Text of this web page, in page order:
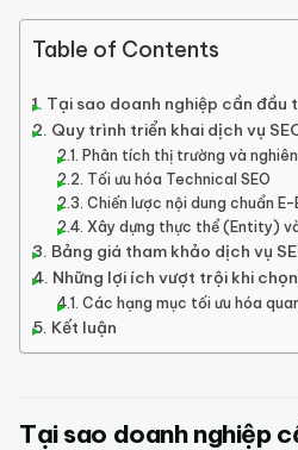
Table of Contents
Tại sao doanh nghiệp cần đầu
Quy trình triển khai dịch vụ
Phân tích thị trường và
Tối ưu hóa Technical SEO
Chiến lược nội dung chuẩn
Xây dựng thực thể (Entity)
Bảng giá tham khảo dịch vụ
Những lợi ích vượt trội khi
Các hạng mục tối ưu hóa
Kết luận
Tại sao doanh nghiệp